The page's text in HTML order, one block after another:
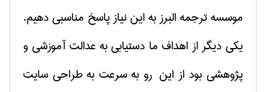
موسسه ترجمه البرز به این نیاز پاسخ مناسبی دهیم.
یکی دیگر از اهداف ما دستیابی به عدالت آموزشی و
پژوهشی بود از این رو به سرعت به طراحی سایت